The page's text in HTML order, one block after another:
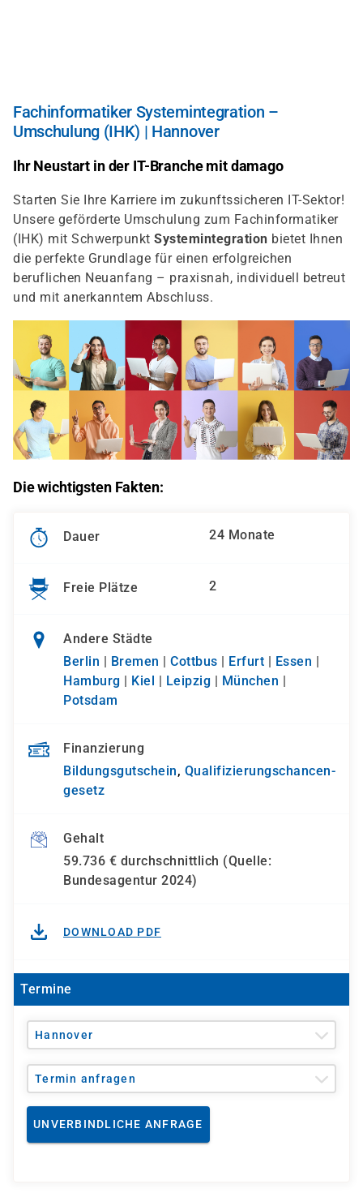
Fachinformatiker Systemintegration –
Umschulung (IHK) | Hannover
Ihr Neustart in der IT-Branche mit damago
Starten Sie Ihre Karriere im zukunftssicheren IT-Sektor!
Unsere geförderte Umschulung zum Fachinformatiker
(IHK) mit Schwerpunkt Systemintegration bietet Ihnen
die perfekte Grundlage für einen erfolgreichen
beruflichen Neuanfang – praxisnah, individuell betreut
und mit anerkanntem Abschluss.
Die wichtigsten Fakten:
Dauer 24 Monate
Freie Plätze 2
Andere Städte
Berlin | Bremen | Cottbus | Erfurt | Essen |
Hamburg | Kiel | Leipzig | München |
Potsdam
Finanzierung
Bildungsgutschein, Qualifizierungs­chancen­
gesetz
Gehalt
59.736 € durchschnittlich (Quelle:
Bundesagentur 2024)
DOWNLOAD PDF
Termine
Hannover
Termin anfragen
UNVERBINDLICHE ANFRAGE